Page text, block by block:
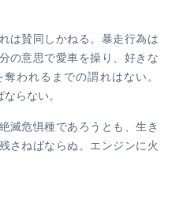
は賛同しかねる。暴走行為は
の意思で愛車を操り、好きな
われるまでの謂れはない。
らない。
滅危惧種であろうとも、生き
さねばならぬ。エンジンに火